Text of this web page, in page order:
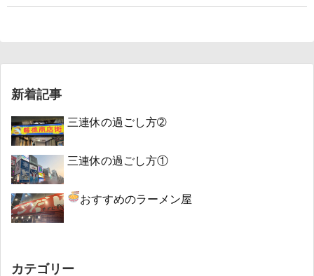
新着記事
三連休の過ごし方➁
三連休の過ごし方①
おすすめのラーメン屋
カテゴリー